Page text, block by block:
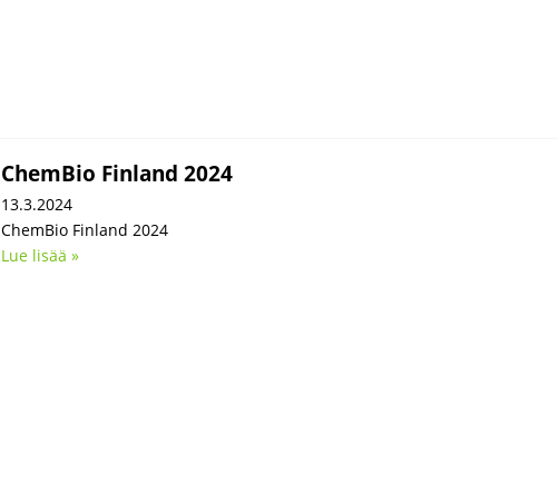
ChemBio Finland 2024
13.3.2024
ChemBio Finland 2024
Lue lisää »